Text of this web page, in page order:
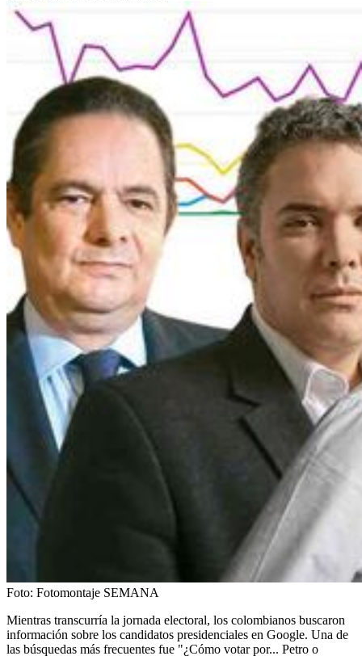
Foto: Fotomontaje SEMANA
Mientras transcurría la jornada electoral, los colombianos buscaron
información sobre los candidatos presidenciales en Google. Una de
las búsquedas más frecuentes fue "¿Cómo votar por... Petro o